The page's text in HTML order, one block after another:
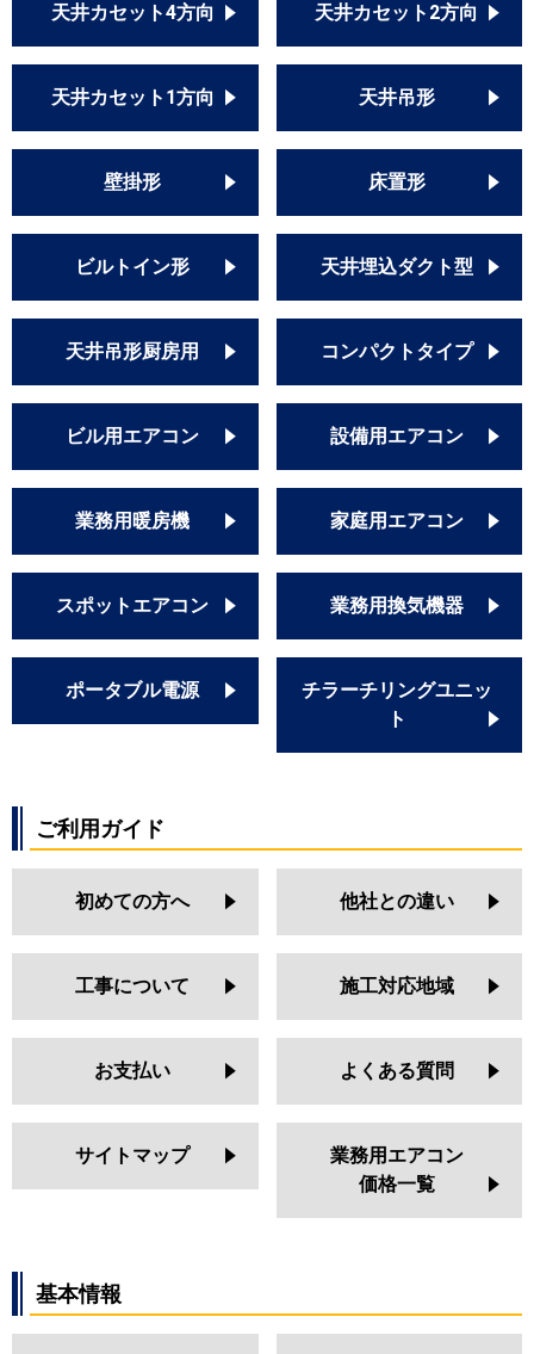
天井カセット4方向 天井カセット2方向
天井カセット1方向 天井吊形
壁掛形 床置形
ビルトイン形 天井埋込ダクト型
天井吊形厨房用 コンパクトタイプ
ビル用エアコン 設備用エアコン
業務用暖房機 家庭用エアコン
スポットエアコン 業務用換気機器
ポータブル電源
チラーチリングユニッ
ト
ご利用ガイド
初めての方へ 他社との違い
工事について 施工対応地域
お支払い よくある質問
サイトマップ
業務用エアコン
価格一覧
基本情報